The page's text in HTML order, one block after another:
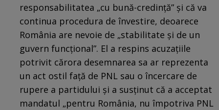
responsabilitatea „cu bună-credință” și că va
continua procedura de învestire, deoarece
România are nevoie de „stabilitate și de un
guvern funcțional”. El a respins acuzațiile
potrivit cărora desemnarea sa ar reprezenta
un act ostil față de PNL sau o încercare de
rupere a partidului și a susținut că a acceptat
mandatul „pentru România, nu împotriva PNL